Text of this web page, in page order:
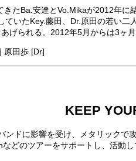
たBa.安達とVo.Mikaが2012年
いたKey.藤田、Dr.原田の若い
げられる。2012年5月からは3ヶ
原田歩 [Dr]
KEEP
ドに影響を受け、メタリック
どのツアーをサポートし、活